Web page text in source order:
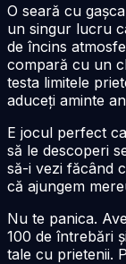
O seară cu
un singur lucru
de încins
compară cu un
testa limitele
aduceți aminte
E jocul perfect
să le descoperi
să-i vezi făcând
că ajungem
Nu te panica.
100 de întrebări
tale cu prietenii.